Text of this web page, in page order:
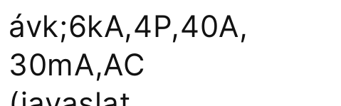
ávk;6kA,4P,40A,
30mA,AC